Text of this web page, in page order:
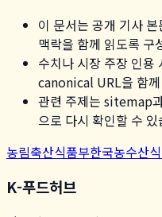
이 문서는 공개 기사
맥락을 함께 읽도록 구
수치나 시장 주장 인용
canonical URL을 함
관련 주제는 sitemap
으로 다시 확인할 수
농림축산식품부한국농수산
K-푸드허브